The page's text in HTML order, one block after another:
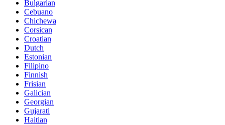
Bulgarian
Cebuano
Chichewa
Corsican
Croatian
Dutch
Estonian
Filipino
Finnish
Frisian
Galician
Georgian
Gujarati
Haitian